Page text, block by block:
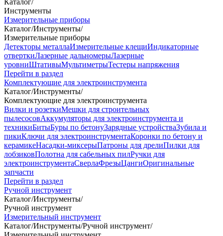
Каталог/
Инструменты
Измерительные приборы
Каталог/Инструменты/
Измерительные приборы
Детекторы металлаИзмерительные клещиИндикаторные
отверткиЛазерные дальномерыЛазерные
уровниШтативыМультиметрыТестеры напряжения
Перейти в раздел
Комплектующие для электроинструмента
Каталог/Инструменты/
Комплектующие для электроинструмента
Вилки и розеткиМешки для строительных
пылесосовАккумуляторы для электроинструмента и
техникиБитыБуры по бетонуЗарядные устройстваЗубила и
пикиКлючи для электроинструментаКоронки по бетону и
керамикеНасадки-миксерыПатроны для дрелиПилки для
лобзиковПолотна для сабельных пилРучки для
электроинструментаСверлаФрезыЦангиОригинальные
запчасти
Перейти в раздел
Ручной инструмент
Каталог/Инструменты/
Ручной инструмент
Измерительный инструмент
Каталог/Инструменты/Ручной инструмент/